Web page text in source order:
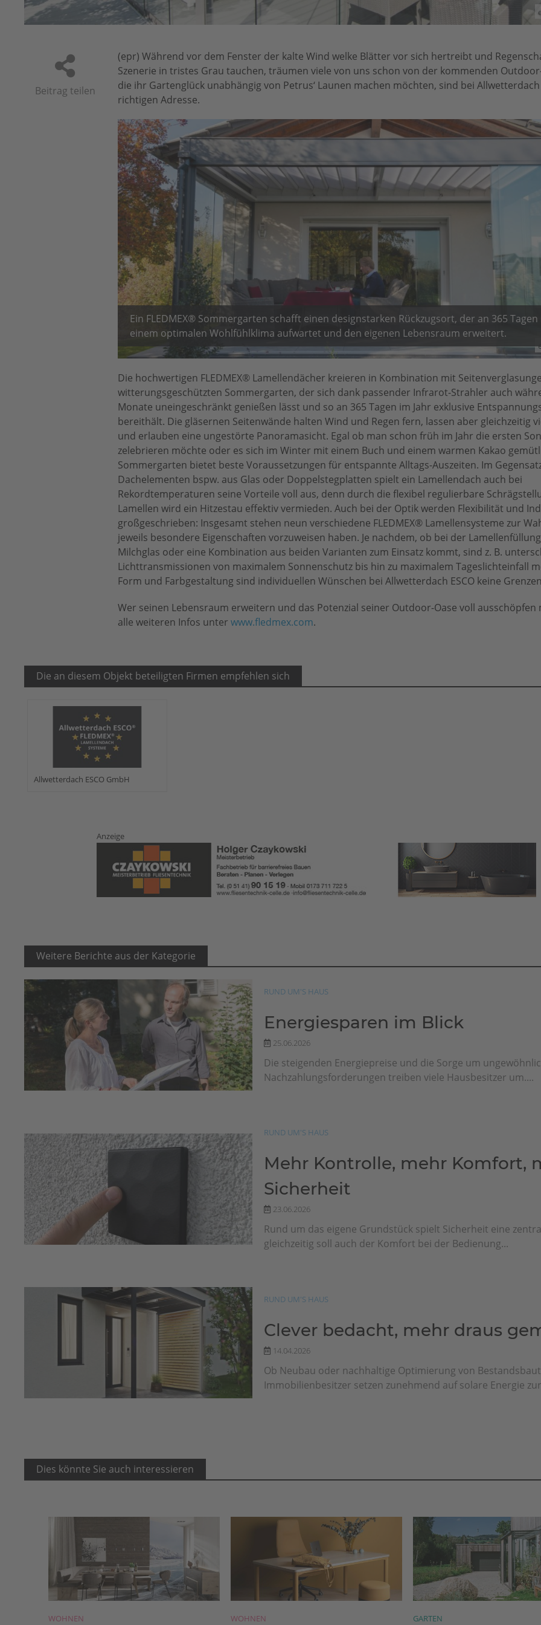
Beitrag teilen
(epr) Während vor dem Fenster der kalte Wind welke Blätter vor sich hertreibt und
Szenerie in tristes Grau tauchen, träumen viele von uns schon von der kommenden
die ihr Gartenglück unabhängig von Petrus‘ Launen machen möchten, sind bei Allwetterdach
richtigen Adresse.
Ein FLEDMEX® Sommergarten schafft einen designstarken Rückzugsort, der an 365 Tagen
einem optimalen Wohlfühlklima aufwartet und den eigenen Lebensraum erweitert.
Die hochwertigen FLEDMEX® Lamellendächer kreieren in Kombination mit
witterungsgeschützten Sommergarten, der sich dank passender Infrarot-Strahler auch
Monate uneingeschränkt genießen lässt und so an 365 Tagen im Jahr exklusive
bereithält. Die gläsernen Seitenwände halten Wind und Regen fern, lassen aber gleichzeitig
und erlauben eine ungestörte Panoramasicht. Egal ob man schon früh im Jahr die ersten
zelebrieren möchte oder es sich im Winter mit einem Buch und einem warmen Kakao
Sommergarten bietet beste Voraussetzungen für entspannte Alltags-Auszeiten. Im
Dachelementen bspw. aus Glas oder Doppelstegplatten spielt ein Lamellendach auch bei
Rekordtemperaturen seine Vorteile voll aus, denn durch die flexibel regulierbare
Lamellen wird ein Hitzestau effektiv vermieden. Auch bei der Optik werden Flexibilität und
großgeschrieben: Insgesamt stehen neun verschiedene FLEDMEX® Lamellensysteme zur
jeweils besondere Eigenschaften vorzuweisen haben. Je nachdem, ob bei der
Milchglas oder eine Kombination aus beiden Varianten zum Einsatz kommt, sind z. B.
Lichttransmissionen von maximalem Sonnenschutz bis hin zu maximalem Tageslichteinfall
Form und Farbgestaltung sind individuellen Wünschen bei Allwetterdach ESCO keine
Wer seinen Lebensraum erweitern und das Potenzial seiner Outdoor-Oase voll ausschöpfen
alle weiteren Infos unter www.fledmex.com.
Die an diesem Objekt beteiligten Firmen empfehlen sich
Allwetterdach ESCO GmbH
Anzeige
Weitere Berichte aus der Kategorie
RUND UM'S HAUS
Energiesparen im Blick
25.06.2026
Die steigenden Energiepreise und die Sorge um
Nachzahlungsforderungen treiben viele Hausbesitzer um....
RUND UM'S HAUS
Mehr Kontrolle, mehr Komfort,
Sicherheit
23.06.2026
Rund um das eigene Grundstück spielt Sicherheit eine
gleichzeitig soll auch der Komfort bei der Bedienung...
RUND UM'S HAUS
Clever bedacht, mehr draus
14.04.2026
Ob Neubau oder nachhaltige Optimierung von
Immobilienbesitzer setzen zunehmend auf solare Energie
Dies könnte Sie auch interessieren
WOHNEN WOHNEN GARTEN